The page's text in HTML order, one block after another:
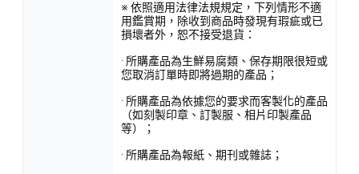
※ 依照適用法律法規規定，下列情形不適
用鑑賞期，除收到商品時發現有瑕疵或已
損壞者外，恕不接受退貨：
· 所購產品為生鮮易腐類、保存期限很短或
您取消訂單時即將過期的產品；
· 所購產品為依據您的要求而客製化的產品
（如刻製印章、訂製服、相片印製產品
等）；
· 所購產品為報紙、期刊或雜誌；